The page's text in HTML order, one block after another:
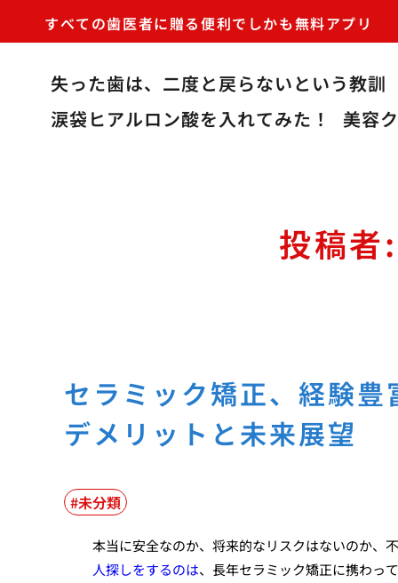
すべての歯医者に贈る便利でしかも無料アプリ
失った歯は、二度と戻らないという教訓
涙袋ヒアルロン酸を入れてみた！
美容
投稿
セラミック矯正、経験
デメリットと未来展望
未分類
本当に安全なのか、将来的なリスクはないのか、
人探しをするのは、長年セラミック矯正に携わっ